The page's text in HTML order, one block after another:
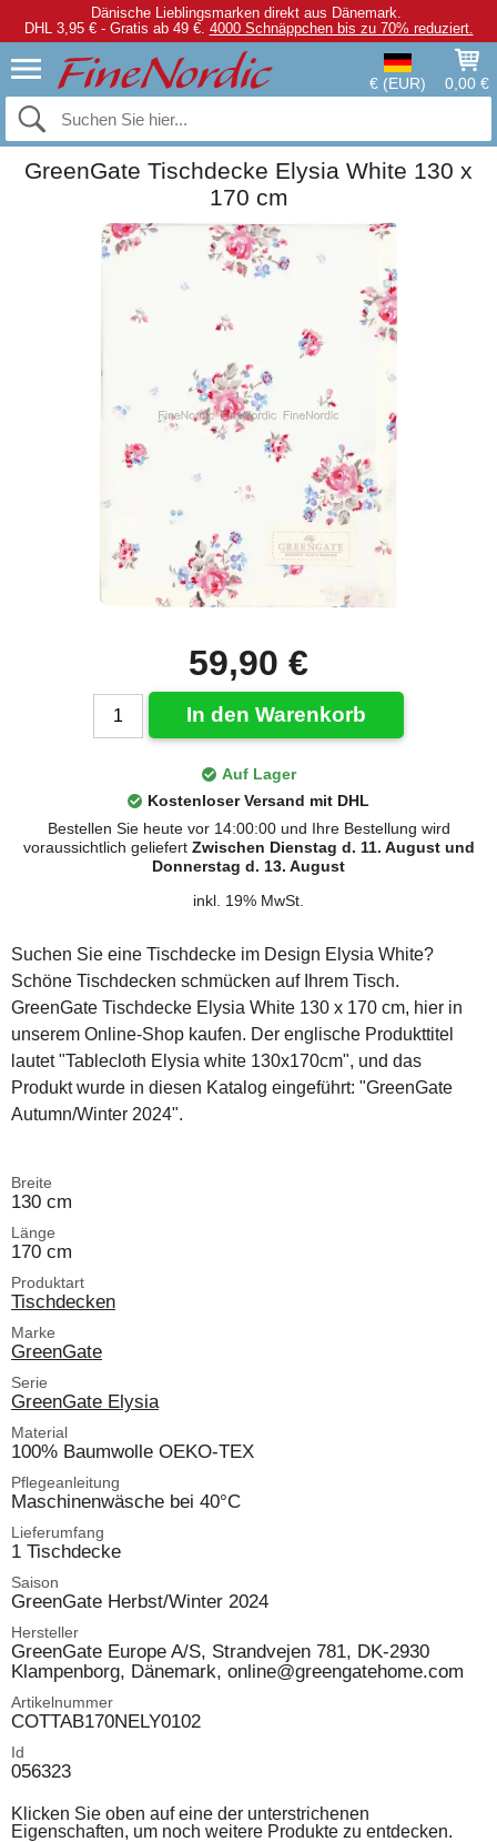
Dänische Lieblingsmarken direkt aus Dänemark.
DHL 3,95 € - Gratis ab 49 €. 4000 Schnäppchen bis zu 70% reduziert.
€ (EUR) 0,00 €
GreenGate Tischdecke Elysia White 130 x
170 cm
59,90 €
In den Warenkorb
Auf Lager
Kostenloser Versand mit DHL
Bestellen Sie heute vor 14:00:00 und Ihre Bestellung wird
voraussichtlich geliefert Zwischen Dienstag d. 11. August und
Donnerstag d. 13. August
inkl. 19% MwSt.
Suchen Sie eine Tischdecke im Design Elysia White?
Schöne Tischdecken schmücken auf Ihrem Tisch.
GreenGate Tischdecke Elysia White 130 x 170 cm, hier in
unserem Online-Shop kaufen. Der englische Produkttitel
lautet "Tablecloth Elysia white 130x170cm", und das
Produkt wurde in diesen Katalog eingeführt: "GreenGate
Autumn/Winter 2024".
Breite
130 cm
Länge
170 cm
Produktart
Tischdecken
Marke
GreenGate
Serie
GreenGate Elysia
Material
100% Baumwolle OEKO-TEX
Pflegeanleitung
Maschinenwäsche bei 40°C
Lieferumfang
1 Tischdecke
Saison
GreenGate Herbst/Winter 2024
Hersteller
GreenGate Europe A/S, Strandvejen 781, DK-2930
Klampenborg, Dänemark, online@greengatehome.com
Artikelnummer
COTTAB170NELY0102
Id
056323
Klicken Sie oben auf eine der unterstrichenen
Eigenschaften, um noch weitere Produkte zu entdecken.